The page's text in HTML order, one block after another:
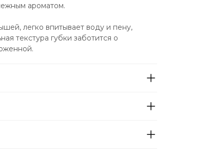
ароматом.
легко впитывает воду и пену,
текстура губки заботится о